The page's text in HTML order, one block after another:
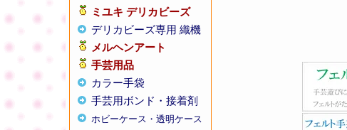
ミユキ デリカビーズ
デリカビーズ専用 織機
メルヘンアート
手芸用品
カラー手袋
手芸用ボンド・接着剤
ホビーケース・透明ケース